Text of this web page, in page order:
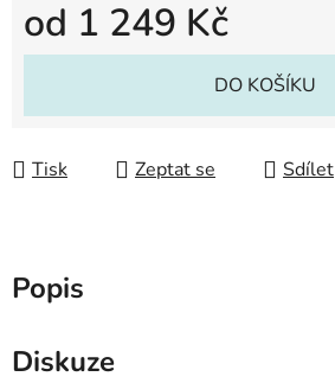
od 1 249 Kč
Měrná cena:
DO KOŠÍKU
Tisk Zeptat se Sdílet
Popis
Diskuze